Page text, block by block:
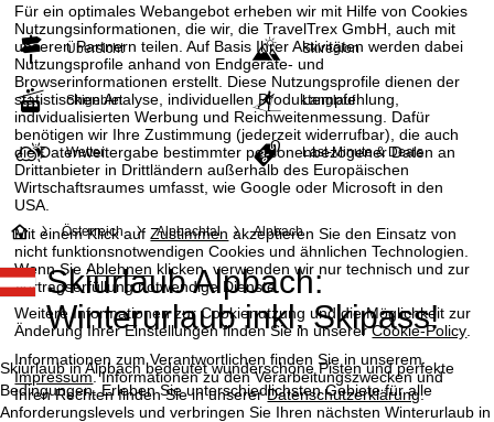
Für ein optimales Webangebot erheben wir mit Hilfe von Cookies
Nutzungsinformationen, die wir, die TravelTrex GmbH, auch mit
unseren Partnern teilen. Auf Basis Ihrer Aktivitäten werden dabei
Nutzungsprofile anhand von Endgeräte- und
Browserinformationen erstellt. Diese Nutzungsprofile dienen der
statistischen Analyse, individuellen Produktempfehlung,
individualisierten Werbung und Reichweitenmessung. Dafür
benötigen wir Ihre Zustimmung (jederzeit widerrufbar), die auch
die Datenweitergabe bestimmter personenbezogener Daten an
Drittanbieter in Drittländern außerhalb des Europäischen
Wirtschaftsraumes umfasst, wie Google oder Microsoft in den
USA.
Mit einem Klick aufZustimmen akzeptieren Sie den Einsatz von
nicht funktionsnotwendigen Cookies und ähnlichen Technologien.
Wenn SieAblehnen klicken, verwenden wir nur technisch und zur
Vertragserfüllung notwendige Dienste.
Weitere Informationen zur Cookienutzung und die Möglichkeit zur
Änderung Ihrer Einstellungen finden Sie in unsererCookie-Policy.
Informationen zum Verantwortlichen finden Sie in unserem
Impressum. Informationen zu den Verarbeitungszwecken und
Ihren Rechten finden Sie in unsererDatenschutzerklärung.
Übersicht Skiregion
Skigebiet Langlauf
Wetter Last-Minute & Deals
S
t
a
r
t
Österreich Alpbachtal Alpbach
Skiurlaub Alpbach:
Winterurlaub inkl. Skipass!
Skiurlaub in Alpbach bedeutet wunderschöne Pisten und perfekte
Bedingungen. Erleben Sie unterschiedlichsten Gebiete für alle
Anforderungslevels und verbringen Sie Ihren nächsten Winterurlaub in